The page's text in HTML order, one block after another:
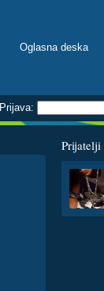
Oglasna deska
Prijava:
Prijatelji